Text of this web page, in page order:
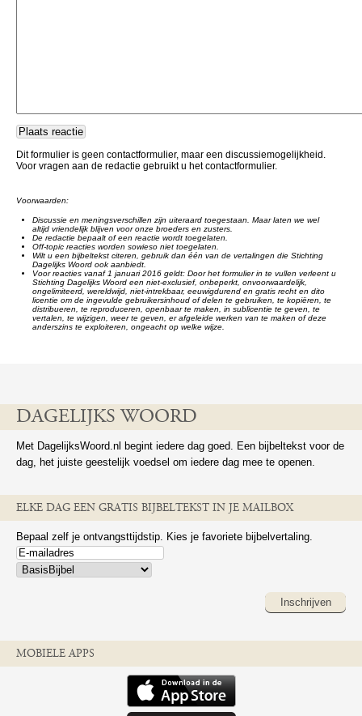
Dit formulier is geen contactformulier, maar een discussiemogelijkheid.
Voor vragen aan de redactie gebruikt u het contactformulier.
Voorwaarden:
Discussie en meningsverschillen zijn uiteraard toegestaan. Maar laten we wel
altijd vriendelijk blijven voor onze broeders en zusters.
De redactie bepaalt of een reactie wordt toegelaten.
Off-topic reacties worden sowieso niet toegelaten.
Wilt u een bijbeltekst citeren, gebruik dan één van de vertalingen die Stichting
Dagelijks Woord ook aanbiedt.
Voor reacties vanaf 1 januari 2016 geldt: Door het formulier in te vullen verleent u
Stichting Dagelijks Woord een niet-exclusief, onbeperkt, onvoorwaardelijk,
ongelimiteerd, wereldwijd, niet-intrekbaar, eeuwigdurend en gratis recht en dito
licentie om de ingevulde gebruikersinhoud of delen te gebruiken, te kopiëren, te
distribueren, te reproduceren, openbaar te maken, in sublicentie te geven, te
vertalen, te wijzigen, weer te geven, er afgeleide werken van te maken of deze
anderszins te exploiteren, ongeacht op welke wijze.
DAGELIJKS WOORD
Met DagelijksWoord.nl begint iedere dag goed. Een bijbeltekst voor de
dag, het juiste geestelijk voedsel om iedere dag mee te openen.
ELKE DAG EEN GRATIS BIJBELTEKST IN JE MAILBOX
Bepaal zelf je ontvangsttijdstip. Kies je favoriete bijbelvertaling.
Inschrijven
MOBIELE APPS